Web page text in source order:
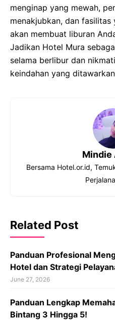
menginap yang mewah,
menakjubkan, dan
akan membuat liburan
Jadikan Hotel Mura
selama berlibur dan
keindahan yang
Mindie
Bersama Hotel.or.id,
Related Post
Panduan Profesional
Hotel dan Strategi
June 27, 2026
Panduan Lengkap
Bintang 3 Hingga 5!